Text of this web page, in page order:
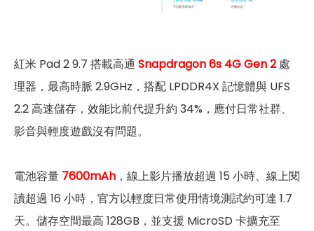
紅米 Pad 2 9.7 搭載高通 Snapdragon 6s 4G Gen 2處
理器，最高時脈 2.9GHz，搭配 LPDDR4X 記憶體與 UFS
2.2 高速儲存，效能比前代提升約 34%，應付日常社群、
影音與輕度遊戲沒有問題。
電池容量 7600mAh ，線上影片播放超過 15 小時、線上閱
讀超過 16 小時，官方以輕度日常使用情境測試約可達 1.7
天。儲存空間最高 128GB，並支援 MicroSD 卡擴充至